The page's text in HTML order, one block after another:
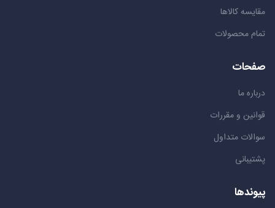
مقایسه کالاها
تمام محصولات
صفحات
درباره ما
قوانین و مقررات
سوالات متداول
پشتیبانی
پیوندها